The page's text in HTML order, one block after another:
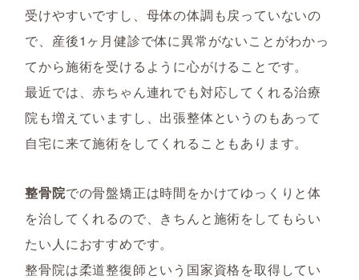
受けやすいですし、母体の体調も戻っていないの
で、産後1ヶ月健診で体に異常がないことがわかっ
てから施術を受けるように心がけることです。
最近では、赤ちゃん連れでも対応してくれる治療
院も増えていますし、出張整体というのもあって
自宅に来て施術をしてくれることもあります。
整骨院での骨盤矯正は時間をかけてゆっくりと体
を治してくれるので、きちんと施術をしてもらい
たい人におすすめです。
整骨院は柔道整復師という国家資格を取得してい